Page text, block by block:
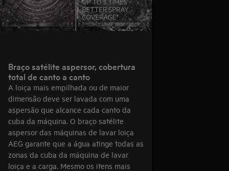
Braço satélite aspersor, cobertura
total de canto a canto
A loiça mais empilhada ou de maior
dimensão deve ser lavada com uma
aspersão que alcance cada canto da
cuba da máquina. O braço satélite
aspersor das máquinas de lavar loiça
AEG garante que a água atinge todas as
zonas da cuba da máquina de lavar
loiça e a carga. Mesmo os itens mais